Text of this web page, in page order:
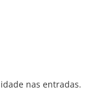
nas entradas.